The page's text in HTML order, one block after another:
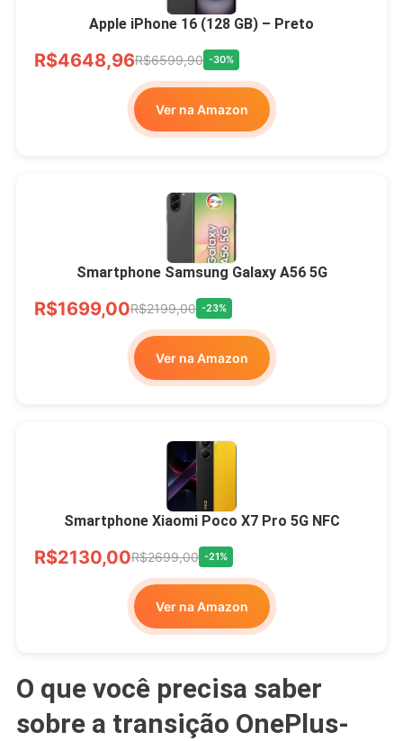
Apple iPhone 16 (128 GB) – Preto
R$4648,96R$6599,90 -30%
Ver na Amazon
Smartphone Samsung Galaxy A56 5G
R$1699,00R$2199,00 -23%
Ver na Amazon
Smartphone Xiaomi Poco X7 Pro 5G NFC
R$2130,00R$2699,00 -21%
Ver na Amazon
O que você precisa saber
sobre a transição OnePlus-